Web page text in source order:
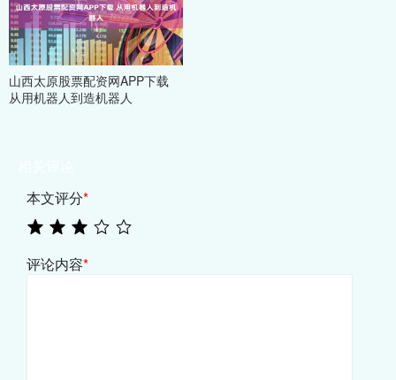
山西太原股票配资网APP下载
从用机器人到造机器人
本文评分*
评论内容*